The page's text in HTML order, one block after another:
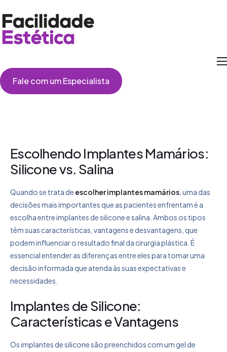
Fale com um Especialista
Escolhendo Implantes Mamários:
Silicone vs. Salina
Quando se trata de escolher implantes mamários , uma das
decisões mais importantes que as pacientes enfrentam é a
escolha entre implantes de silicone e salina. Ambos os tipos
têm suas características, vantagens e desvantagens, que
podem influenciar o resultado final da cirurgia plástica. É
essencial entender as diferenças entre eles para tomar uma
decisão informada que atenda às suas expectativas e
necessidades.
Implantes de Silicone:
Características e Vantagens
Os implantes de silicone são preenchidos com um gel de